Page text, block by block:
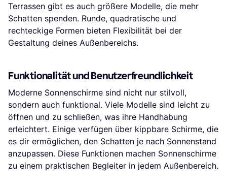
Terrassen gibt es auch größere Modelle, die mehr
Schatten spenden. Runde, quadratische und
rechteckige Formen bieten Flexibilität bei der
Gestaltung deines Außenbereichs.
Funktionalität und Benutzerfreundlichkeit
Moderne Sonnenschirme sind nicht nur stilvoll,
sondern auch funktional. Viele Modelle sind leicht zu
öffnen und zu schließen, was ihre Handhabung
erleichtert. Einige verfügen über kippbare Schirme, die
es dir ermöglichen, den Schatten je nach Sonnenstand
anzupassen. Diese Funktionen machen Sonnenschirme
zu einem praktischen Begleiter in jedem Außenbereich.